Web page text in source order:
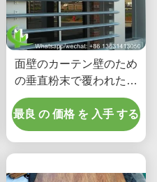
面壁のカーテン壁のため
の垂直粉末で覆われたオ
ーバル形アルミニウムエ
アロフォイルローバー
最良 の 価格 を 入手 する